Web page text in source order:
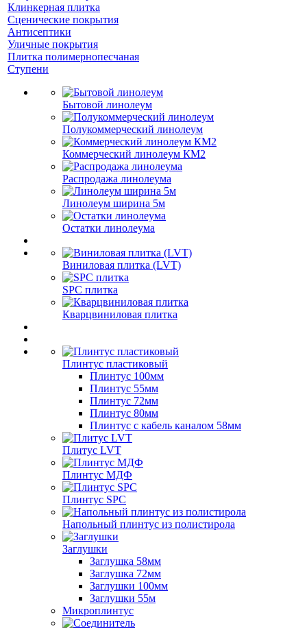
Клинкерная плитка
Сценические покрытия
Антисептики
Уличные покрытия
Плитка полимернопесчаная
Ступени
Бытовой линолеум
Полукоммерческий линолеум
Коммерческий линолеум КМ2
Распродажа линолеума
Линолеум ширина 5м
Остатки линолеума
Виниловая плитка (LVT)
SPC плитка
Кварцвиниловая плитка
Плинтус пластиковый
Плинтус 100мм
Плинтус 55мм
Плинтус 72мм
Плинтус 80мм
Плинтус с кабель каналом 58мм
Плитус LVT
Плинтус МДФ
Плинтус SPC
Напольный плинтус из полистирола
Заглушки
Заглушка 58мм
Заглушка 72мм
Заглушки 100мм
Заглушки 55м
Микроплинтус